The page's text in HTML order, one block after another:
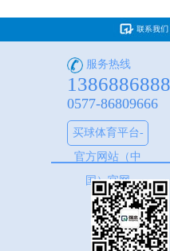
服务热线
0577-86809666
买球体育平台-
官方网站（中
国）官网